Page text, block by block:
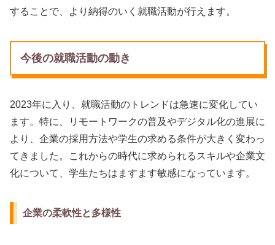
することで、より納得のいく就職活動が行えます。
今後の就職活動の動き
2023年に入り、就職活動のトレンドは急速に変化してい
ます。特に、リモートワークの普及やデジタル化の進展に
より、企業の採用方法や学生の求める条件が大きく変わっ
てきました。これからの時代に求められるスキルや企業文
化について、学生たちはますます敏感になっています。
企業の柔軟性と多様性